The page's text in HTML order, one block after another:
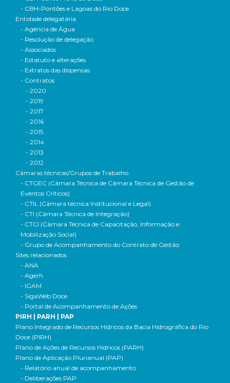
- CBH-Pontões e Lagoas do Rio Doce
Entidade delegatária
- Agência de Água
- Resolução de delegação
- Associados
- Estatuto e alterações
- Extratos das dispensas
- Contratos
- 2020
- 2019
- 2017
- 2016
- 2015
- 2014
- 2013
- 2012
Câmaras técnicas/Grupos de Trabalho
- CTGEC (Câmara Técnica de Câmara Técnica de Gestão de
Eventos Críticos)
- CTIL (Câmara técnica Institucional e Legal)
- CTI (Câmara Técnica de Integração)
- CTCI (Câmara Técnica de Capacitação, Informação e
Mobilização Social)
- Grupo de Acompanhamento do Contrato de Gestão
Sites relacionados
- ANA
- Agerh
- IGAM
- SigaWeb Doce
- Portal de Acompanhamento de Ações
PIRH | PARH | PAP
Plano Integrado de Recursos Hídricos da Bacia Hidrográfica do Rio
Doce (PIRH)
Plano de Ações de Recursos Hídricos (PARH)
Plano de Aplicação Plurianual (PAP)
- Relatório anual de acompanhamento
- Deliberações PAP